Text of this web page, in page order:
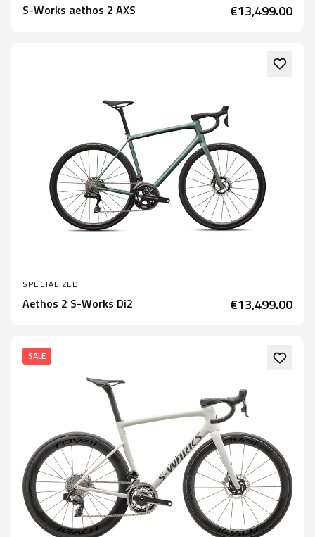
S-Works aethos 2 AXS €13,499.00
SPECIALIZED
Aethos 2 S-Works Di2 €13,499.00
SALE